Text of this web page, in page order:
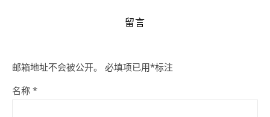
留言
邮箱地址不会被公开。 必填项已用*标注
名称 *